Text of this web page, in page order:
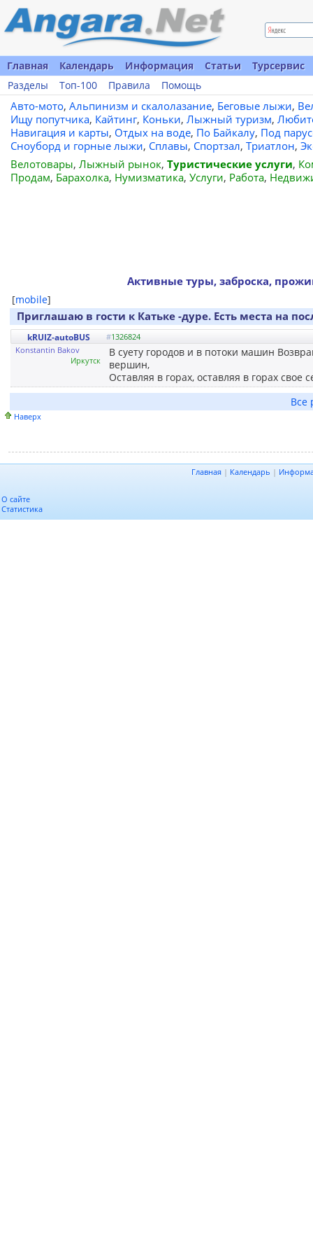
Главная Календарь Информация Статьи
Турсервис
Разделы
Топ-100 Правила Помощь
Авто-мото, Альпинизм и скалолазание, Беговые лыжи,
Ищу попутчика, Кайтинг, Коньки, Лыжный туризм,
Навигация и карты, Отдых на воде, По Байкалу, Под
Сноуборд и горные лыжи, Сплавы, Спортзал, Триатлон,
Велотовары, Лыжный рынок, Туристические услуги,
Продам, Барахолка, Нумизматика, Услуги, Работа,
Активные туры, заброска,
[mobile]
Приглашаю в гости к Катьке -дуре. Есть места на
kRUIZ-autoBUS #1326824
Konstantin Bakov
Иркутск
В суету городов и в потоки машин
вершин,
Оставляя в горах, оставляя в горах свое
Все
Наверх
Главная | Календарь |
О сайте
Статистика